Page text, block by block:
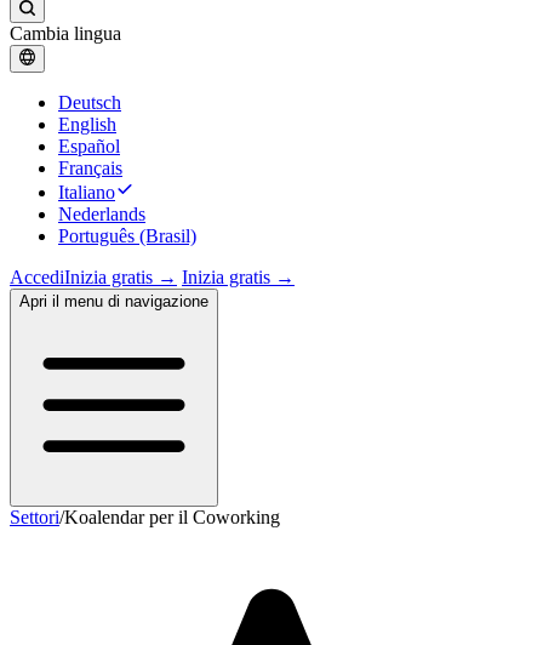
Cambia lingua
Deutsch
English
Español
Français
Italiano
Nederlands
Português (Brasil)
AccediInizia gratis → Inizia gratis →
Apri il menu di navigazione
Settori/Koalendar per il Coworking